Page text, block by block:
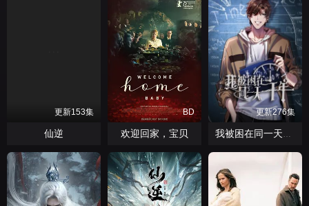
更新153集
仙逆
BD
欢迎回家，宝贝
更新276集
我被困在同一天一千年动态漫